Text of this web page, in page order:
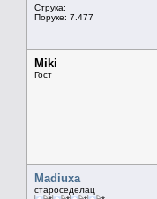
Струка:
Поруке: 7.477
Miki
Гост
Madiuxa
староседелац